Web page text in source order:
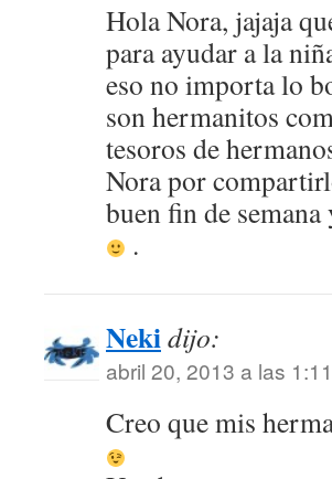
Hola Nora, jajaja
para ayudar a la
eso no importa lo
son hermanitos
tesoros de
Nora por
buen fin de semana
.
Nekidijo:
abril 20, 2013 a las
Creo que mis